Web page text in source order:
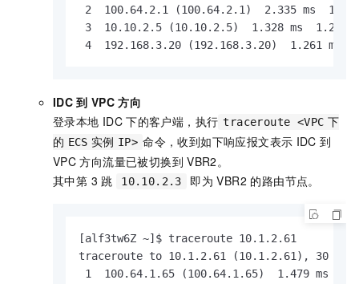
2  100.64.2.1 (100.64.2.1)  2.335 ms
3  10.10.2.5 (10.10.2.5)  1.328 ms  1.218
4  192.168.3.20 (192.168.3.20)  1.261 ms
IDC 到 VPC 方向
登录本地 IDC 下的客户端，执行 traceroute <VPC 下
的 ECS 实例 IP> 命令，收到如下响应报文表示 IDC 到
VPC 方向流量已被切换到 VBR2。
其中第 3 跳
10.10.2.3 即为 VBR2 的路由节点。
[alf3tw6Z ~]$ traceroute 10.1.2.61
traceroute to 10.1.2.61 (10.1.2.61), 30
1  100.64.1.65 (100.64.1.65)  1.479 ms